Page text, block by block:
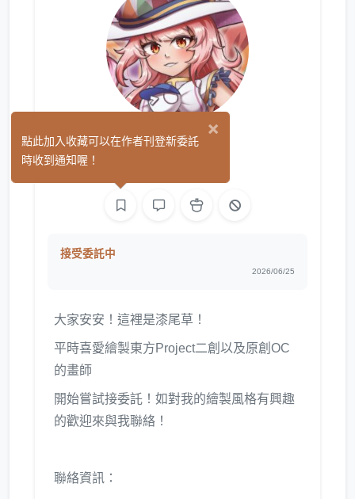
漆尾草
接受委託中
2026/06/25
大家安安！這裡是漆尾草！
平時喜愛繪製東方Project二創以及原創OC
的畫師
開始嘗試接委託！如對我的繪製風格有興趣
的歡迎來與我聯絡！
聯絡資訊：
×
點此加入收藏可以在作者刊登新委託
時收到通知喔！